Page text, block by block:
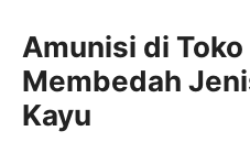
Amunisi di Toko
Membedah
Kayu